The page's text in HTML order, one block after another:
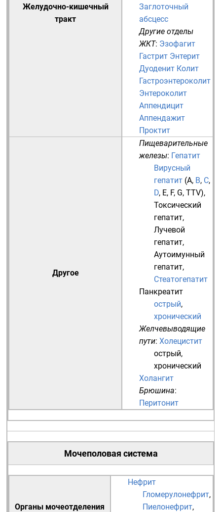
Желудочно-кишечный
тракт
Заглоточный
абсцесс
Другие отделы
ЖКТ: Эзофагит
Гастрит Энтерит
Дуоденит Колит
Гастроэнтероколит
Энтероколит
Аппендицит
Аппендажит
Проктит
Другое
Пищеварительные
железы: Гепатит
Вирусный
гепатит (A, B, C,
D, E, F, G, TTV),
Токсический
гепатит,
Лучевой
гепатит,
Аутоимунный
гепатит,
Стеатогепатит
Панкреатит
острый,
хронический
Желчевыводящие
пути: Холецистит
острый,
хронический
Холангит
Брюшина:
Перитонит
Мочеполовая система
Органы мочеотделения
Нефрит
Гломерулонефрит,
Пиелонефрит,